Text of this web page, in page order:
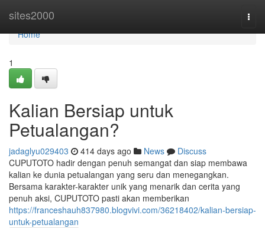
sites2000
Home
Home
1
Kalian Bersiap untuk
Petualangan?
jadaglyu029403 414 days ago News
Discuss
CUPUTOTO hadir dengan penuh semangat dan siap membawa
kalian ke dunia petualangan yang seru dan menegangkan.
Bersama karakter-karakter unik yang menarik dan cerita yang
penuh aksi, CUPUTOTO pasti akan memberikan
https://franceshauh837980.blogvivi.com/36218402/kalian-bersiap-
untuk-petualangan